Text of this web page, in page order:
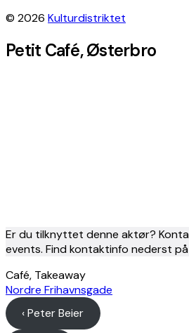
© 2026 Kulturdistriktet
Petit Café, Østerbro
Er du tilknyttet denne aktør?
events. Find kontaktinfo nederst på
Café, Takeaway
Nordre Frihavnsgade
‹ Peter Beier